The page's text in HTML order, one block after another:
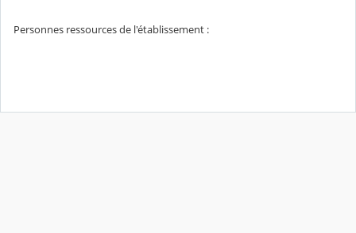
Personnes ressources de l'établissement :